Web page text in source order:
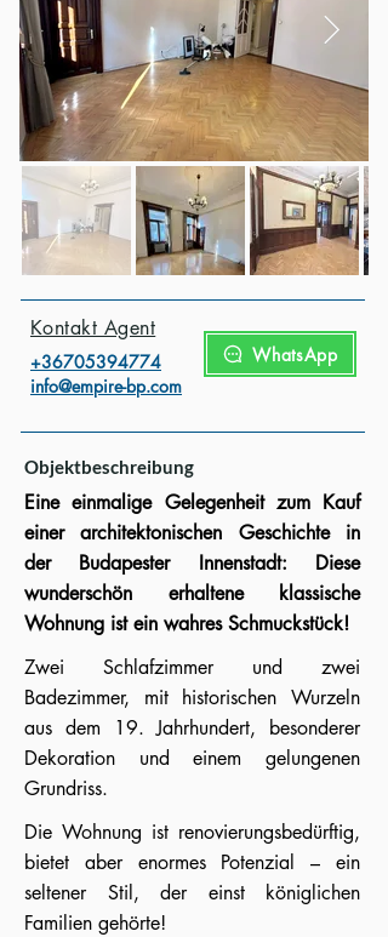
Kontakt Agent
+36705394774
info@empire-bp.com
WhatsApp
Objektbeschreibung
Eine einmalige Gelegenheit zum Kauf
einer architektonischen Geschichte in
der Budapester Innenstadt: Diese
wunderschön erhaltene klassische
Wohnung ist ein wahres Schmuckstück!
Zwei Schlafzimmer und zwei
Badezimmer, mit historischen Wurzeln
aus dem 19. Jahrhundert, besonderer
Dekoration und einem gelungenen
Grundriss.
Die Wohnung ist renovierungsbedürftig,
bietet aber enormes Potenzial – ein
seltener Stil, der einst königlichen
Familien gehörte!